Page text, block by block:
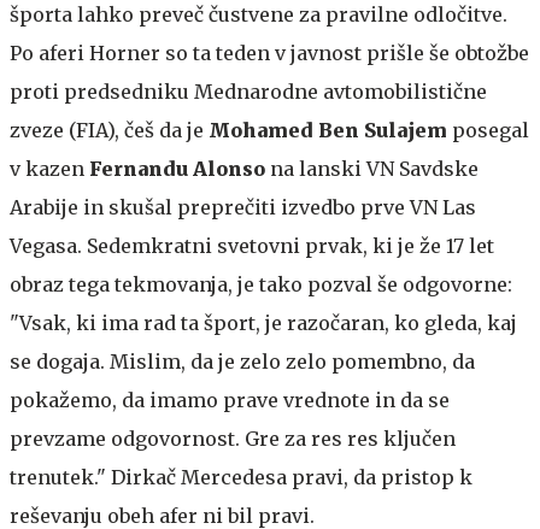
športa lahko preveč čustvene za pravilne odločitve.
Po aferi Horner so ta teden v javnost prišle še obtožbe
proti predsedniku Mednarodne avtomobilistične
zveze (FIA), češ da je Mohamed Ben Sulajem posegal
v kazen Fernandu Alonso na lanski VN Savdske
Arabije in skušal preprečiti izvedbo prve VN Las
Vegasa. Sedemkratni svetovni prvak, ki je že 17 let
obraz tega tekmovanja, je tako pozval še odgovorne:
"Vsak, ki ima rad ta šport, je razočaran, ko gleda, kaj
se dogaja. Mislim, da je zelo zelo pomembno, da
pokažemo, da imamo prave vrednote in da se
prevzame odgovornost. Gre za res res ključen
trenutek." Dirkač Mercedesa pravi, da pristop k
reševanju obeh afer ni bil pravi.